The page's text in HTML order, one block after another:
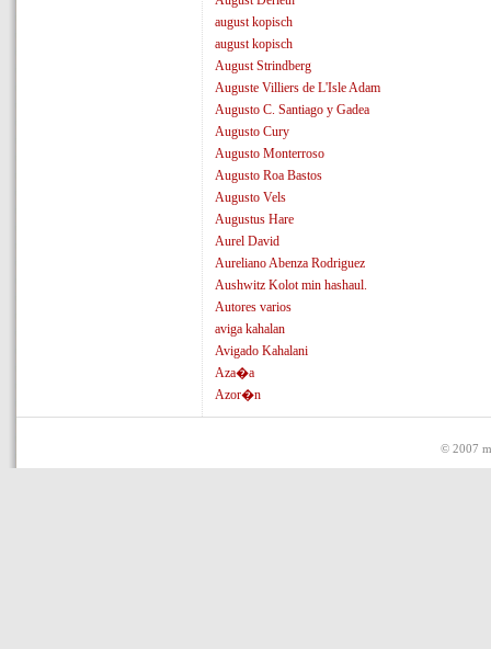
august kopisch
august kopisch
August Strindberg
Auguste Villiers de L'Isle Adam
Augusto C. Santiago y Gadea
Augusto Cury
Augusto Monterroso
Augusto Roa Bastos
Augusto Vels
Augustus Hare
Aurel David
Aureliano Abenza Rodriguez
Aushwitz Kolot min hashaul.
Autores varios
aviga kahalan
Avigado Kahalani
Aza�a
Azor�n
© 2007